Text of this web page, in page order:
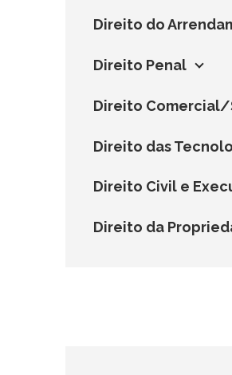
Direito do
Direito Penal
Direito
Direito das
Direito Civil e
Direito da